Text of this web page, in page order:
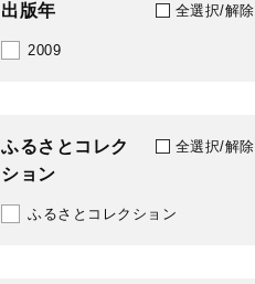
出版年 全選択/解除
2009
ふるさとコレク
ション
全選択/解除
ふるさとコレクション